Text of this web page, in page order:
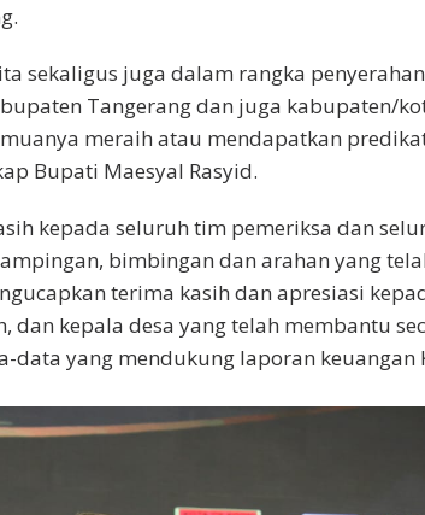
sekaligus juga dalam rangka
Tangerang dan juga kabupaten/
meraih atau mendapatkan
Bupati Maesyal Rasyid.
kepada seluruh tim pemeriksa dan
bimbingan dan arahan yang
terima kasih dan apresiasi
dan kepala desa yang telah membantu
data yang mendukung laporan keuangan